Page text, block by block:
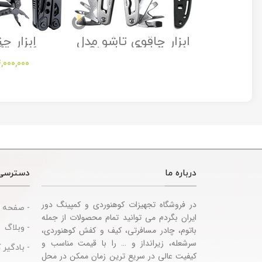
ابزار چاقوی تاشو مدل
Stanley Folding
ابزار
Multitool
درباره ما
در فروشگاه تجهیزات کوهنوردی و کمپینگ دور
ایران بگردم می توانید تمام محصولات از جمله
باتوم، چادر مسافرتی، کیف و کفش کوهنوردی،
سرشعله، زیرانداز و … را با قیمت مناسب و
کیفیت عالی در سریع ترین زمان ممکن در محل
- صفحه
- وبلاگ
-